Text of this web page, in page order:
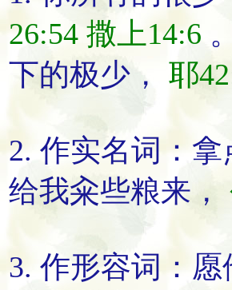
26:54 撒上14:6 。
下的极少 ， 耶
2. 作实名词：拿
给我籴些粮来，
3. 作形容词： 愿